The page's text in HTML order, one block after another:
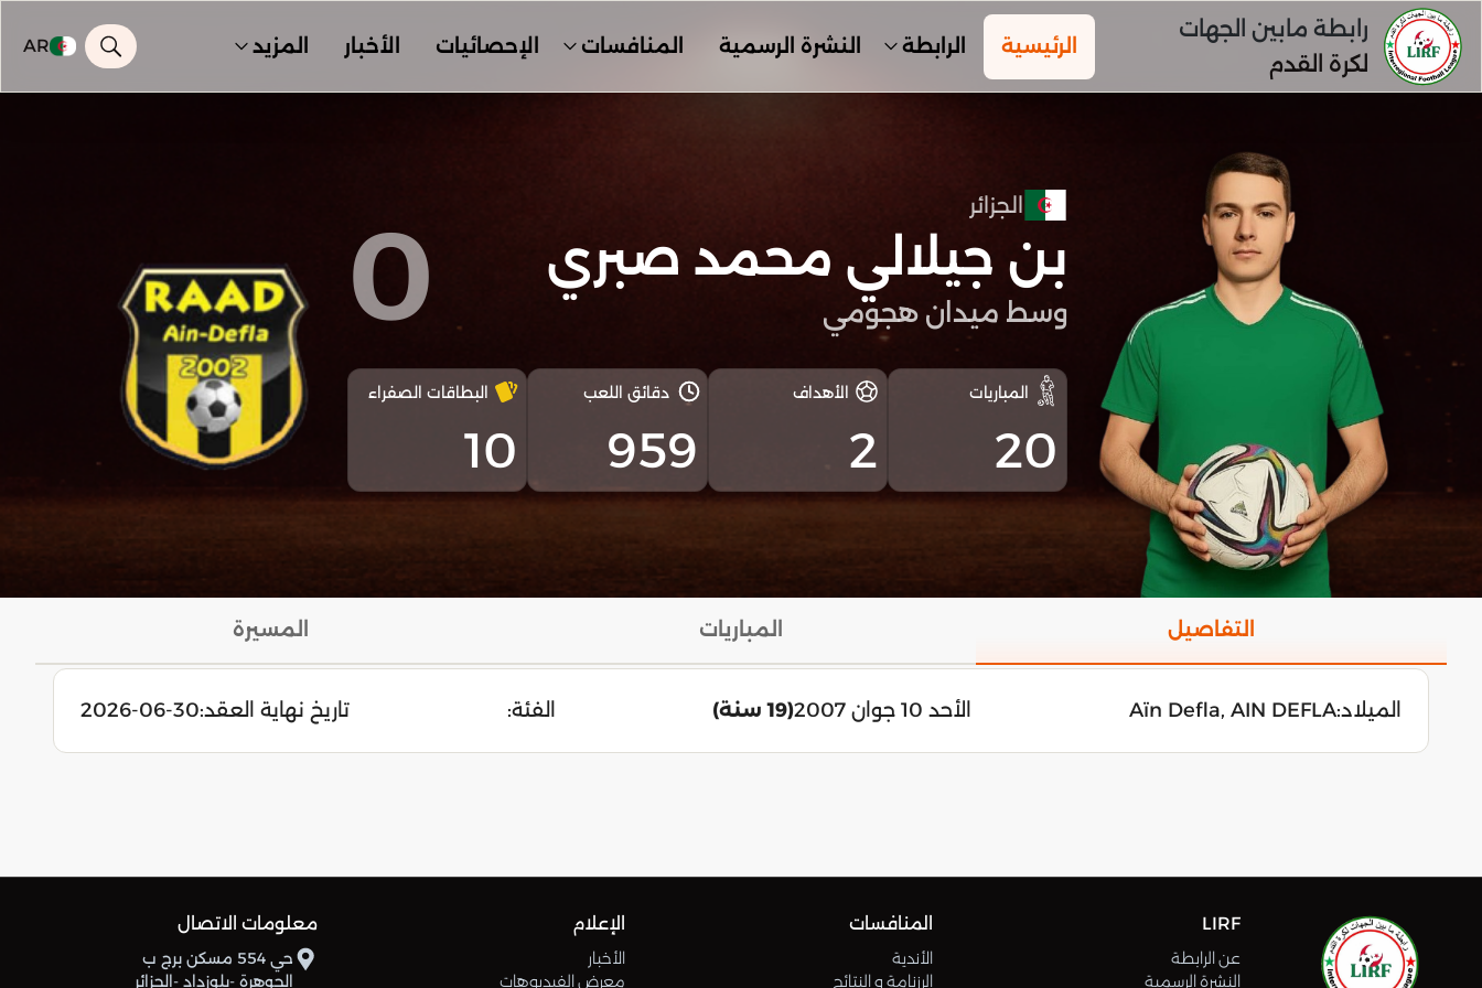
رابطة مابين الجهات
لكرة القدم
الرئيسية الرابطة النشرة الرسمية المنافسات الإحصائيات الأخبار المزيد AR
الجزائر
بن جيلالي محمد صبري
وسط ميدان هجومي
المباريات
20
الأهداف
2
دقائق اللعب
959
البطاقات الصفراء
10
0
التفاصيل المباريات المسيرة
الميلاد:Aïn Defla, AIN DEFLA الأحد 10 جوان 2007 (19 سنة) الفئة: تاريخ نهاية العقد:2026-06-30
LIRF
عن الرابطة
النشرة الرسمية
المنافسات
الأندية
الرزنامة و النتائج
الإعلام
الأخبار
معرض الفيديوهات
معلومات الاتصال
حي 554 مسكن برج ب
الجوهرة -بلوزداد -الجزائر